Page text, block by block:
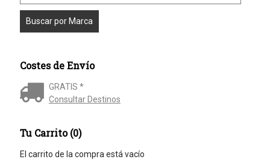
Costes de Envío
GRATIS *
Consultar Destinos
Tu Carrito (0)
El carrito de la compra está vacío